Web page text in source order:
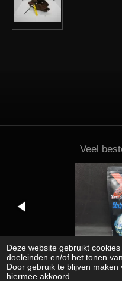
Deze website gebruikt
doeleinden en/of het tonen
Door gebruik te blijven maken
hiermee akkoord.
Veel
Kena